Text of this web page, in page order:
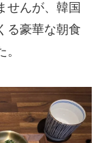
せんが、韓国
る豪華な朝食